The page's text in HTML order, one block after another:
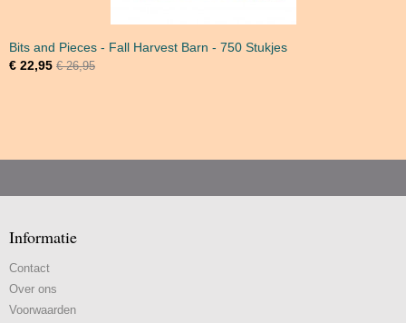
Bits and Pieces - Fall Harvest Barn - 750 Stukjes
€ 22,95 € 26,95
Informatie
Contact
Over ons
Voorwaarden